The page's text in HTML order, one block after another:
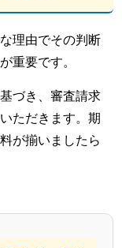
理由でその判断
重要です。
づき、審査請求
ただきます。期
が揃いましたら